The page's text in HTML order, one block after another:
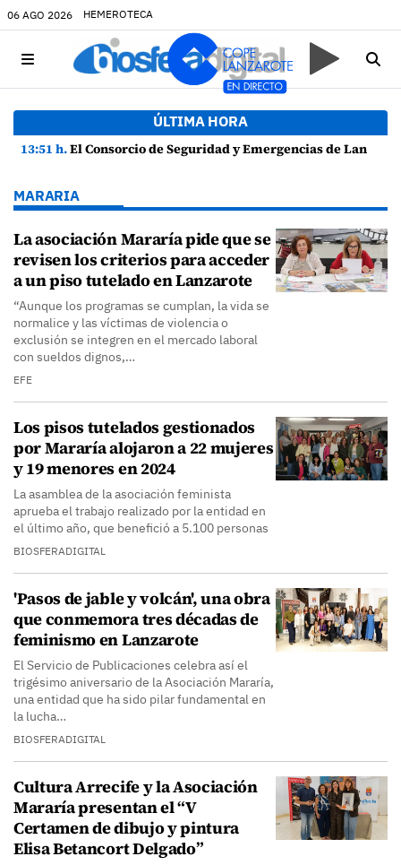
06 AGO 2026 HEMEROTECA
ÚLTIMA HORA
13:51 h.El Consorcio de Seguridad y Emergencias de Lanzarote presenta la Guía de Seguridad en Actividades Náuticas
MARARIA
La asociación Mararía pide que se
revisen los criterios para acceder
a un piso tutelado en Lanzarote
“Aunque los programas se cumplan, la vida se
normalice y las víctimas de violencia o
exclusión se integren en el mercado laboral
con sueldos dignos,…
EFE
Los pisos tutelados gestionados
por Mararía alojaron a 22 mujeres
y 19 menores en 2024
La asamblea de la asociación feminista
aprueba el trabajo realizado por la entidad en
el último año, que benefició a 5.100 personas
BIOSFERADIGITAL
'Pasos de jable y volcán', una obra
que conmemora tres décadas de
feminismo en Lanzarote
El Servicio de Publicaciones celebra así el
trigésimo aniversario de la Asociación Mararía,
una entidad que ha sido pilar fundamental en
la lucha…
BIOSFERADIGITAL
Cultura Arrecife y la Asociación
Mararía presentan el “V
Certamen de dibujo y pintura
Elisa Betancort Delgado”